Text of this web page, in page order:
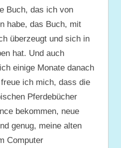
Buch, das ich von
habe, das Buch, mit
überzeugt und sich in
hat. Und auch
einige Monate danach
ich mich, dass die
Pferdebücher
bekommen, neue
genug, meine alten
Computer